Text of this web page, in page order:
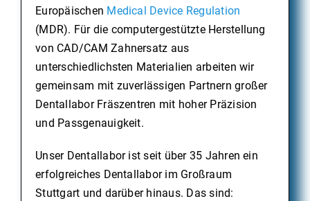
Europäischen Medical Device Regulation
(MDR). Für die computergestützte Herstellung
von CAD/CAM Zahnersatz aus
unterschiedlichsten Materialien arbeiten wir
gemeinsam mit zuverlässigen Partnern großer
Dentallabor Fräszentren mit hoher Präzision
und Passgenauigkeit.
Unser Dentallabor ist seit über 35 Jahren ein
erfolgreiches Dentallabor im Großraum
Stuttgart und darüber hinaus. Das sind: